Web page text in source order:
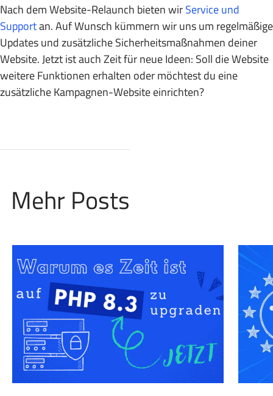
Nach dem Website-Relaunch bieten wirService und
Supportan. Auf Wunsch kümmern wir uns um regelmäßige
Updates und zusätzliche Sicherheitsmaßnahmen deiner
Website. Jetzt ist auch Zeit für neue Ideen: Soll die Website
weitere Funktionen erhalten oder möchtest du eine
zusätzliche Kampagnen-Website einrichten?
Mehr Posts